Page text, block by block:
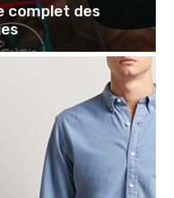
complet des